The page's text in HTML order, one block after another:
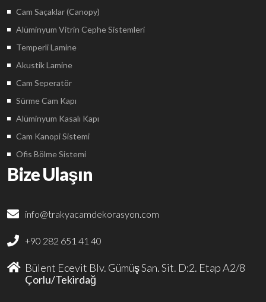
Cam Saçaklar (Canopy)
Alüminyum Vitrin Cephe Sistemleri
Temperli Lamine
Akustik Lamine
Cam Seperatör
Sürme Cam Kapı
Alüminyum Kasalı Kapı
Cam Kanopi Sistemi
Ofis Bölme Sistemi
Bize Ulaşın
info@trakyacamdekorasyon.com
+90 282 651 41 40
Bülent Ecevit Blv. Gümüş San. Sit. D:2. Etap A2/8
Çorlu/Tekirdağ